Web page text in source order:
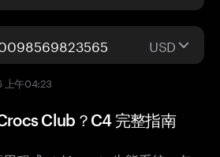
USD
上午04:23
Club？C4 完整指南